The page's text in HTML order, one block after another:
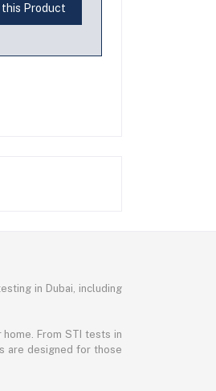
this Product
in Dubai, including
From STI tests in
are designed for those